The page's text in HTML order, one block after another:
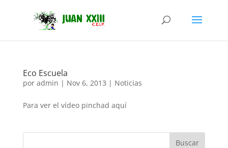
Eco Escuela
por admin | Nov 6, 2013 | Noticias
Para ver el vídeo pinchad aquí
Buscar